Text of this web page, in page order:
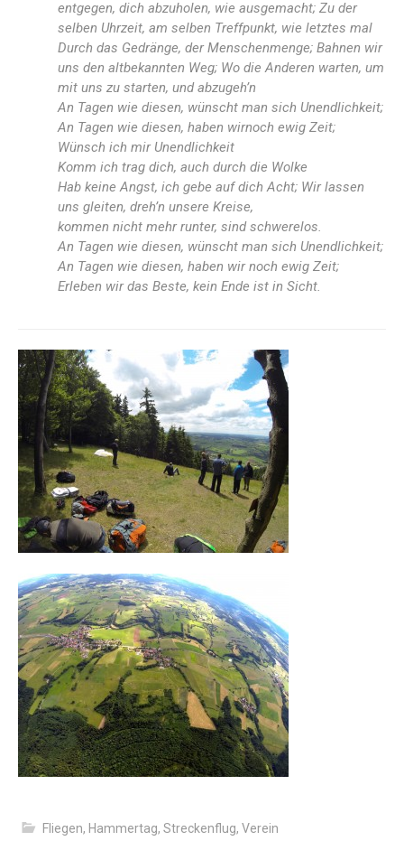
entgegen, dich abzuholen, wie ausgemacht; Zu der
selben Uhrzeit, am selben Treffpunkt, wie letztes mal
Durch das Gedränge, der Menschenmenge; Bahnen wir
uns den altbekannten Weg; Wo die Anderen warten, um
mit uns zu starten, und abzugeh’n
An Tagen wie diesen, wünscht man sich Unendlichkeit;
An Tagen wie diesen, haben wirnoch ewig Zeit;
Wünsch ich mir Unendlichkeit
Komm ich trag dich, auch durch die Wolke
Hab keine Angst, ich gebe auf dich Acht; Wir lassen
uns gleiten, dreh’n unsere Kreise,
kommen nicht mehr runter, sind schwerelos.
An Tagen wie diesen, wünscht man sich Unendlichkeit;
An Tagen wie diesen, haben wir noch ewig Zeit;
Erleben wir das Beste, kein Ende ist in Sicht.
Fliegen, Hammertag, Streckenflug, Verein